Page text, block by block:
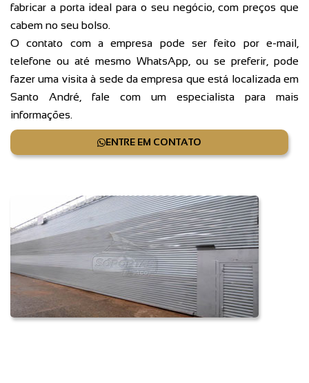
fabricar a porta ideal para o seu negócio, com preços que
cabem no seu bolso.
O contato com a empresa pode ser feito por e-mail,
telefone ou até mesmo WhatsApp, ou se preferir, pode
fazer uma visita à sede da empresa que está localizada em
Santo André, fale com um especialista para mais
informações.
ENTRE EM CONTATO